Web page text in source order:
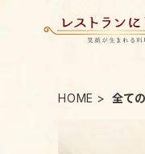
HOME 全て